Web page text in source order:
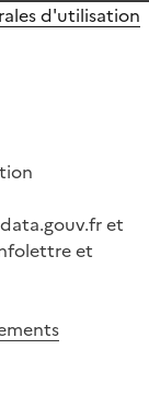
d'utilisation
et
et